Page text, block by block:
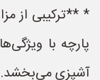
* **ترکیبی از
پارچه با
آشپزی می‌بخشد.